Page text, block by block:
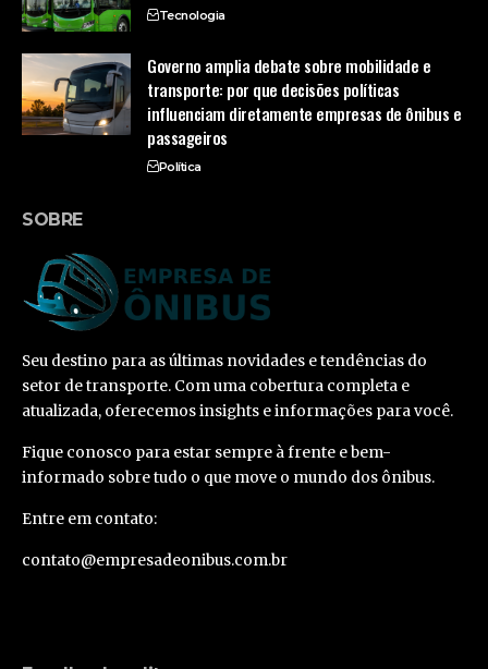
Tecnologia
Governo amplia debate sobre mobilidade e
transporte: por que decisões políticas
influenciam diretamente empresas de ônibus e
passageiros
Política
SOBRE
Seu destino para as últimas novidades e tendências do
setor de transporte. Com uma cobertura completa e
atualizada, oferecemos insights e informações para você.
Fique conosco para estar sempre à frente e bem-
informado sobre tudo o que move o mundo dos ônibus.
Entre em contato:
contato@empresadeonibus.com.br